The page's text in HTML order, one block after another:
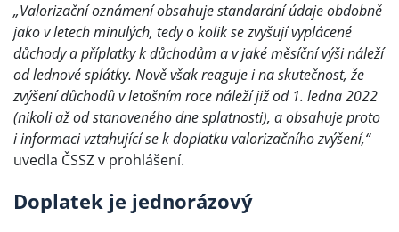
„Valorizační oznámení obsahuje standardní údaje obdobně
jako v letech minulých, tedy o kolik se zvyšují vyplácené
důchody a příplatky k důchodům a v jaké měsíční výši náleží
od lednové splátky. Nově však reaguje i na skutečnost, že
zvýšení důchodů v letošním roce náleží již od 1. ledna 2022
(nikoli až od stanoveného dne splatnosti), a obsahuje proto
i informaci vztahující se k doplatku valorizačního zvýšení,“
uvedla ČSSZ v prohlášení.
Doplatek je jednorázový